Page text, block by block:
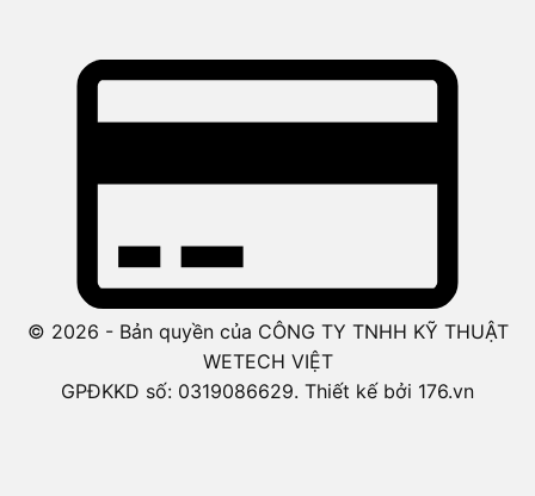
© 2026 - Bản quyền của CÔNG TY TNHH KỸ THUẬT
WETECH VIỆT
GPĐKKD số: 0319086629. Thiết kế bởi 176.vn